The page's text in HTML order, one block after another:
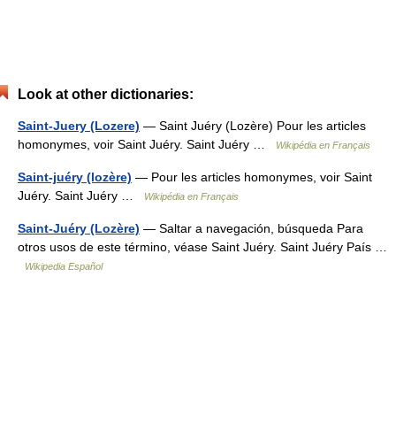
Look at other dictionaries:
Saint-Juery (Lozere) — Saint Juéry (Lozère) Pour les articles
homonymes, voir Saint Juéry. Saint Juéry …
Wikipédia en Français
Saint-juéry (lozère) — Pour les articles homonymes, voir Saint
Juéry. Saint Juéry …
Wikipédia en Français
Saint-Juéry (Lozère) — Saltar a navegación, búsqueda Para
otros usos de este término, véase Saint Juéry. Saint Juéry País …
Wikipedia Español